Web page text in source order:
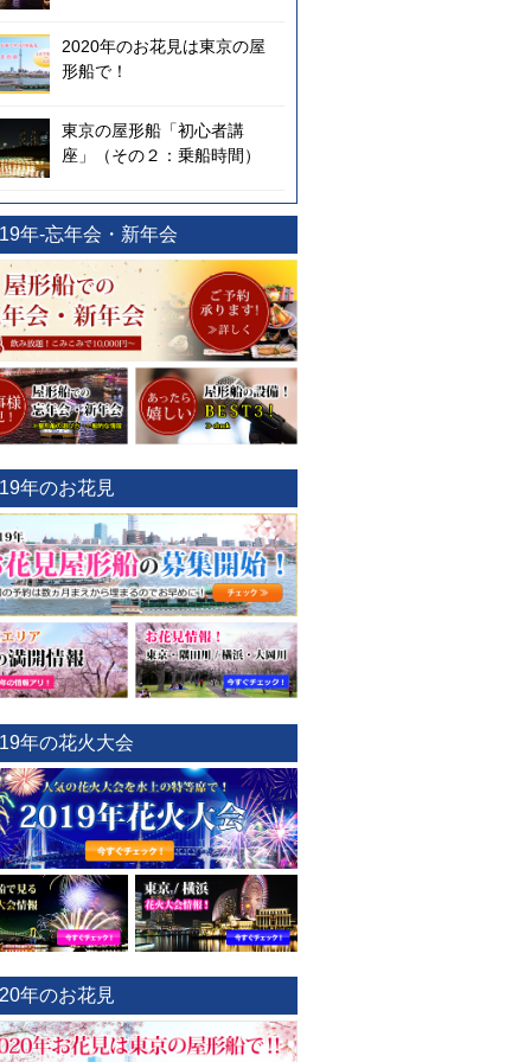
2020年のお花見は東京の屋
形船で！
東京の屋形船「初心者講
座」（その２：乗船時間）
年-忘年会・新年会
年のお花見
年の花火大会
年のお花見